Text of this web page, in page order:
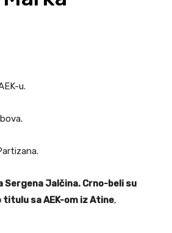
u.
Jalčina. Crno-beli su
sa AEK-om iz Atine,